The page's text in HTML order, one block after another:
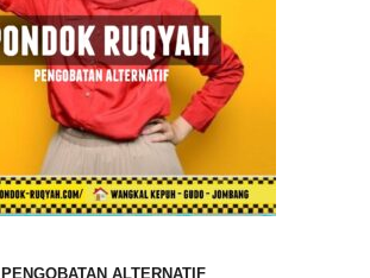
PENGOBATAN ALTERNATIF